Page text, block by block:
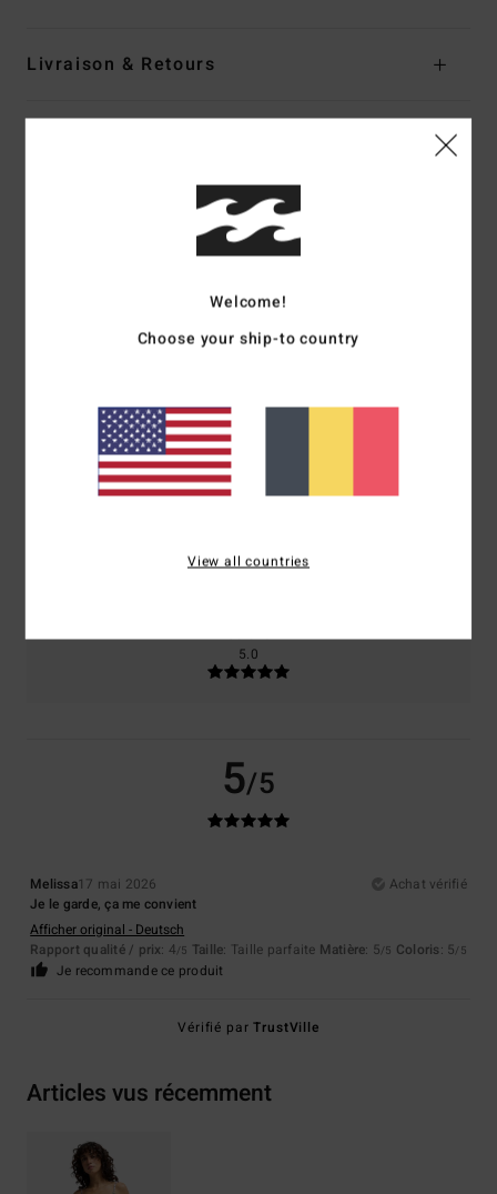
Livraison & Retours
Note moyenne
5.0/5
Confort
NaN
Coloris
5.0
5/5
Melissa17 mai 2026
Achat vérifié
Je le garde, ça me convient
Afficher original - Deutsch
Rapport qualité / prix: 4/5 Taille: Taille parfaite Matière: 5/5 Coloris: 5/5
Je recommande ce produit
Vérifié parTrustVille
Articles vus récemment
Welcome!
Choose your ship-to country
View all countries